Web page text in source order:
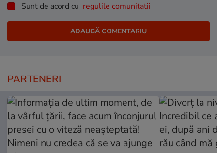
Sunt de acord cu regulile comunitatii
PARTENERI